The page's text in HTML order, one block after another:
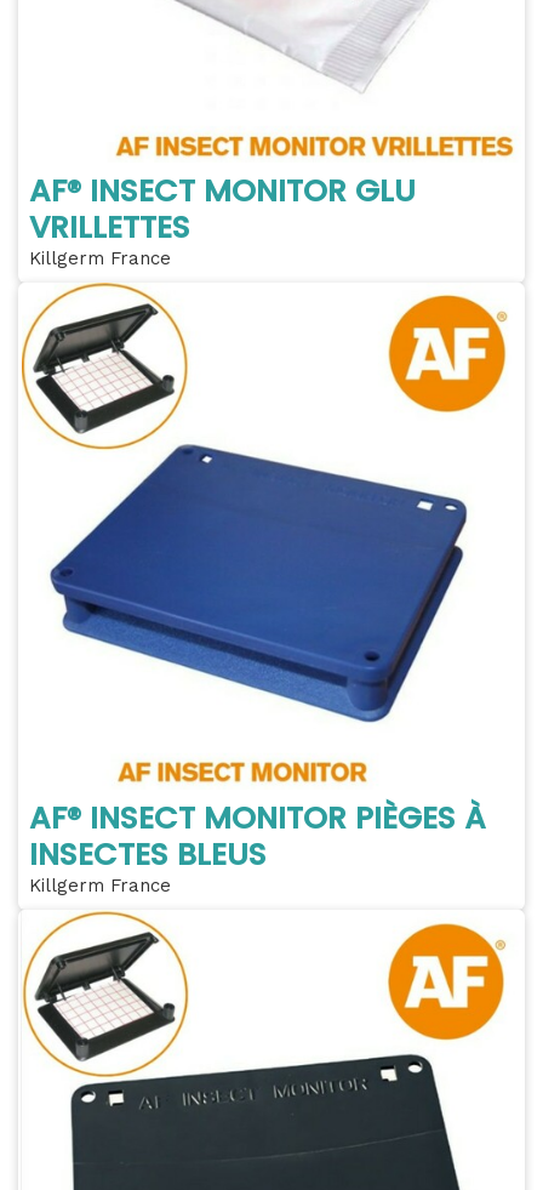
AF® INSECT MONITOR GLU
VRILLETTES
Killgerm France
AF® INSECT MONITOR PIÈGES À
INSECTES BLEUS
Killgerm France